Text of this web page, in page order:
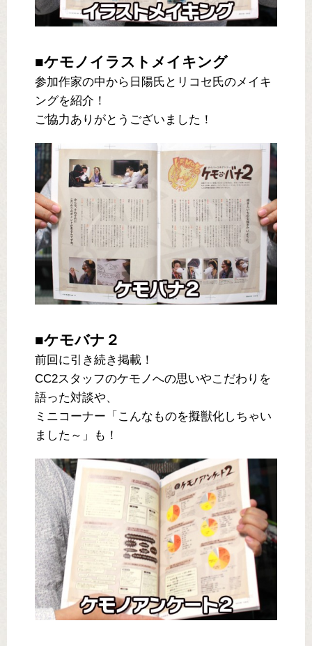
■ケモノイラストメイキング
参加作家の中から日陽氏とリコセ氏のメイキ
ングを紹介！
ご協力ありがとうございました！
■ケモバナ２
前回に引き続き掲載！
CC2スタッフのケモノへの思いやこだわりを
語った対談や、
ミニコーナー「こんなものを擬獣化しちゃい
ました～」も！